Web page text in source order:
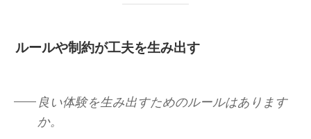
ルールや制約が工夫を生み出す
良い体験を生み出すためのルールはあります
か。